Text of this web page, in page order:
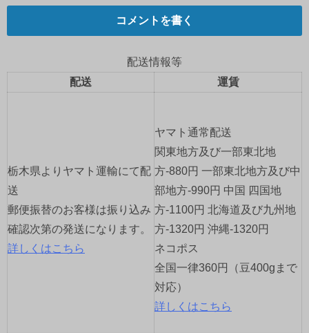
ョ
ン
コメントを書く
配送情報等
配送
運賃
栃木県よりヤマト運輸にて配
送
郵便振替のお客様は振り込み
確認次第の発送になります。
詳しくはこちら
ヤマト通常配送
関東地方及び一部東北地
方-880円 一部東北地方及び中
部地方-990円 中国 四国地
方-1100円 北海道及び九州地
方-1320円 沖縄-1320円
ネコポス
全国一律360円（豆400gまで
対応）
詳しくはこちら